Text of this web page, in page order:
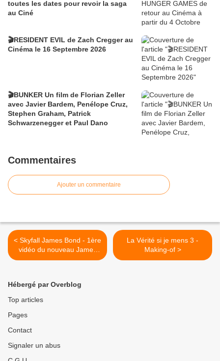
toutes les dates pour revoir la saga
au Ciné
🎬RESIDENT EVIL de Zach Cregger au
Cinéma le 16 Septembre 2026
🎬BUNKER Un film de Florian Zeller
avec Javier Bardem, Penélope Cruz,
Stephen Graham, Patrick
Schwarzenegger et Paul Dano
Commentaires
Ajouter un commentaire
< Skyfall James Bond - 1ère
vidéo du nouveau James
Bond
La Vérité si je mens 3 -
Making-of >
Hébergé par Overblog
Top articles
Pages
Contact
Signaler un abus